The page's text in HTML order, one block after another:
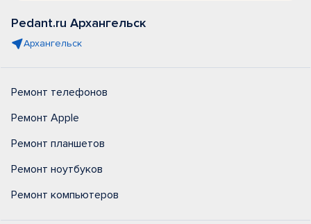
Pedant.ru Архангельск
Архангельск
Ремонт телефонов
Ремонт Apple
Ремонт планшетов
Ремонт ноутбуков
Ремонт компьютеров